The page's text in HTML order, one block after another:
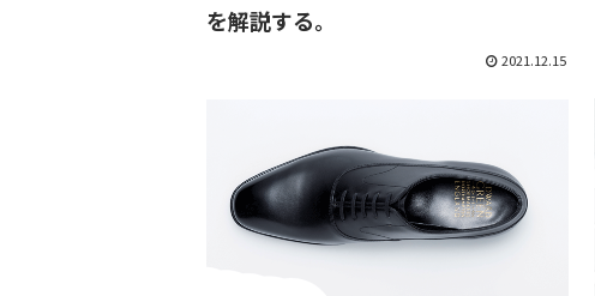
を解説する。
2021.12.15